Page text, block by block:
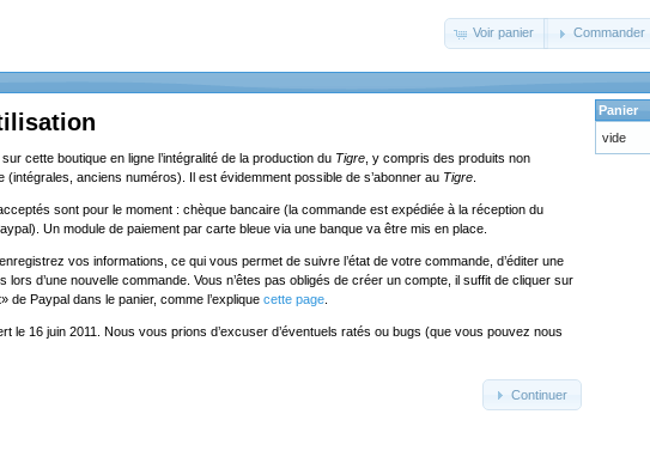
Voir panier Commander
cette boutique en ligne l’intégralité de la production du Tigre , y compris des produits non
(intégrales, anciens numéros). Il est évidemment possible de s’abonner au Tigre
sont pour le moment : chèque bancaire (la commande est expédiée à la réception du
Un module de paiement par carte bleue via une banque va être mis en place.
enregistrez vos informations, ce qui vous permet de suivre l’état de votre commande, d’éditer une
lors d’une nouvelle commande. Vous n’êtes pas obligés de créer un compte, il suffit de cliquer sur
de Paypal dans le panier, comme l’explique cette page
le 16 juin 2011. Nous vous prions d’excuser d’éventuels ratés ou bugs (que vous pouvez nous
Continuer
Panier
vide